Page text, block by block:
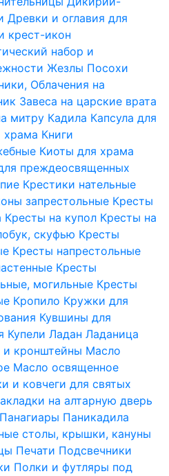
Древки и оглавия для
крест-икон
набор и
Жезлы Посохи
Облачения на
Завеса на царские врата
митру Кадила Капсула для
храма Книги
Киоты для храма
преждеосвященных
Крестики нательные
запрестольные Кресты
Кресты на купол Кресты на
скуфью Кресты
Кресты напрестольные
Кресты
могильные Кресты
Кропило Кружки для
Кувшины для
Купели Ладан Ладаница
кронштейны Масло
Масло освященное
и ковчеги для святых
на алтарную дверь
Панагиары Паникадила
столы, крышки, кануны
Печати Подсвечники
Полки и футляры под